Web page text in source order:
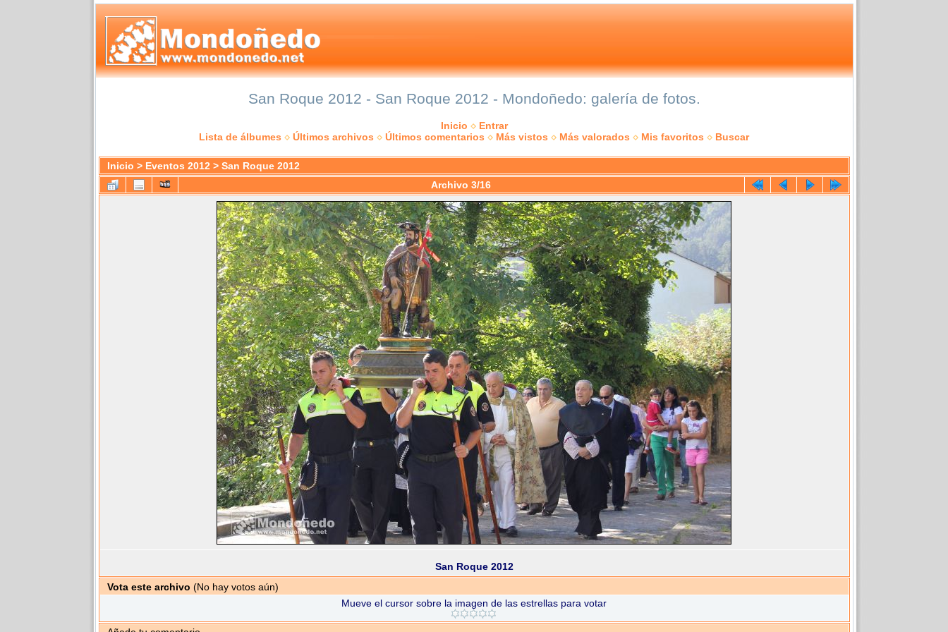
San Roque 2012 - San Roque 2012 - Mondoñedo: galería de fotos.
Inicio
Entrar
Lista de álbumes
Últimos archivos Últimos comentarios Más vistos Más valorados Mis favoritos Buscar
Inicio > Eventos 2012> San Roque 2012
Archivo 3/16
San Roque 2012
Vota este archivo (No hay votos aún)
Mueve el cursor sobre la imagen de las estrellas para votar